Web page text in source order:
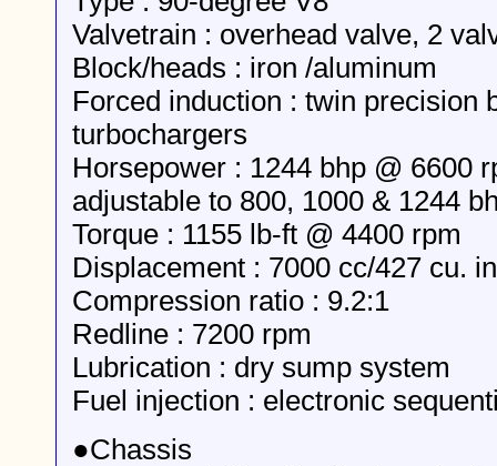
Valvetrain : overhead valve, 2
Block/heads : iron /aluminum
Forced induction : twin precision
turbochargers
Horsepower : 1244 bhp @ 6600
adjustable to 800, 1000 & 1244
Torque : 1155 lb-ft @ 4400 rpm
Displacement : 7000 cc/427 cu.
Compression ratio : 9.2:1
Redline : 7200 rpm
Lubrication : dry sump system
Fuel injection : electronic
●Chassis